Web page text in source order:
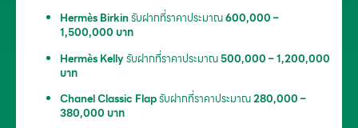
Hermès Birkinรับฝากที่ราคาประมาณ600,000 –
1,500,000 บาท
Hermès Kellyรับฝากที่ราคาประมาณ500,000 – 1,200,000
บาท
Chanel Classic Flapรับฝากที่ราคาประมาณ280,000 –
380,000 บาท